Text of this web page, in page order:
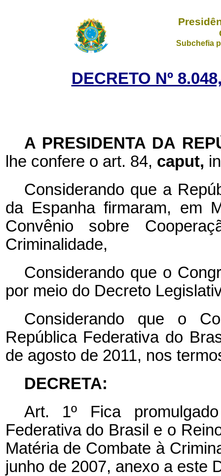
Subchefia
DECRETO Nº
A PRESIDENTA DA
lhe confere o art. 84, caput,
Considerando que a
da Espanha firmaram, em
Convênio sobre
Criminalidade,
Considerando que o
por meio do Decreto
Considerando que o
República Federativa do
de agosto de 2011, nos
DECRETA:
Art. 1º Fica
Federativa do Brasil e o
Matéria de Combate à
junho de 2007, anexo a este